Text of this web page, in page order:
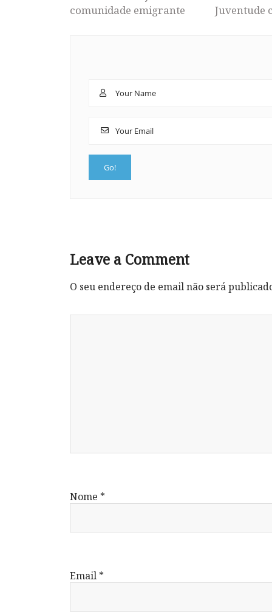
comunidade emigrante
Juventude
Leave a Comment
O seu endereço de email não será
Nome *
Email *